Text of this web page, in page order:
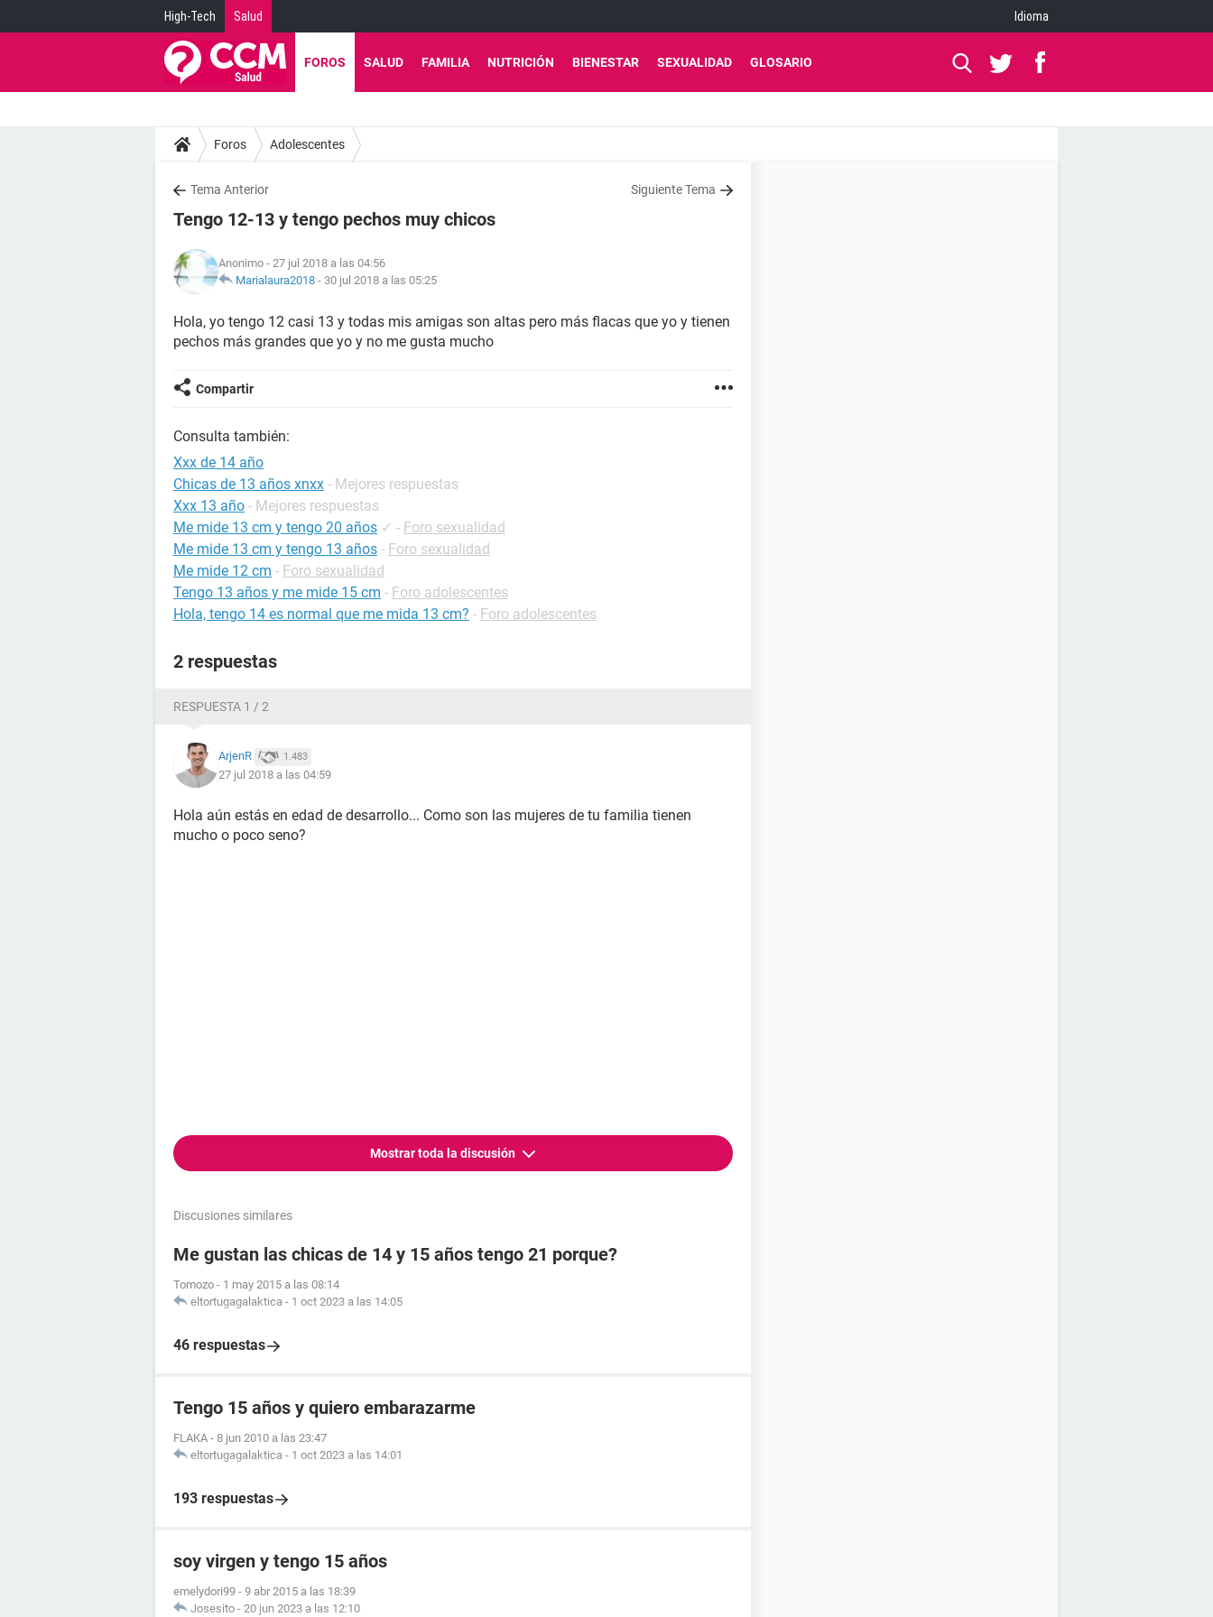
High-Tech Salud Idioma
FOROS SALUD FAMILIA NUTRICIÓN BIENESTAR SEXUALIDAD GLOSARIO
Foros Adolescentes
Tema Anterior Siguiente Tema
Tengo 12-13 y tengo pechos muy chicos
Anonimo - 27 jul 2018 a las 04:56
Marialaura2018 - 30 jul 2018 a las 05:25
Hola, yo tengo 12 casi 13 y todas mis amigas son altas pero más flacas que yo y tienen
pechos más grandes que yo y no me gusta mucho
Compartir
Consulta también:
Xxx de 14 año
Chicas de 13 años xnxx - Mejores respuestas
Xxx 13 año - Mejores respuestas
Me mide 13 cm y tengo 20 años ✓ - Foro sexualidad
Me mide 13 cm y tengo 13 años - Foro sexualidad
Me mide 12 cm - Foro sexualidad
Tengo 13 años y me mide 15 cm - Foro adolescentes
Hola, tengo 14 es normal que me mida 13 cm? - Foro adolescentes
2 respuestas
RESPUESTA 1 / 2
ArjenR 1.483
27 jul 2018 a las 04:59
Hola aún estás en edad de desarrollo... Como son las mujeres de tu familia tienen
mucho o poco seno?
Mostrar toda la discusión
Discusiones similares
Me gustan las chicas de 14 y 15 años tengo 21 porque?
Tomozo - 1 may 2015 a las 08:14
eltortugagalaktica - 1 oct 2023 a las 14:05
46 respuestas
Tengo 15 años y quiero embarazarme
FLAKA - 8 jun 2010 a las 23:47
eltortugagalaktica - 1 oct 2023 a las 14:01
193 respuestas
soy virgen y tengo 15 años
emelydori99 - 9 abr 2015 a las 18:39
Josesito - 20 jun 2023 a las 12:10